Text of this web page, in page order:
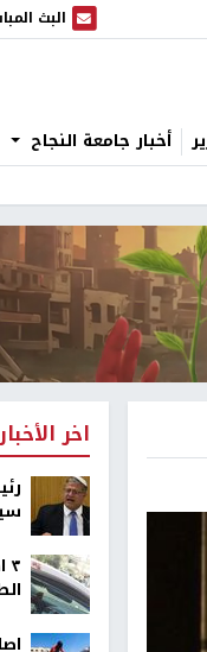
البث
البث المباشر
أخبار جامعة النجاح
اخر